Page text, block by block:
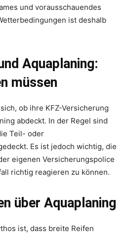
und vorausschauendes
ist deshalb
Aquaplaning:
müssen
ob ihre KFZ-Versicherung
abdeckt. In der Regel sind
Teil- oder
Es ist jedoch wichtig, die
eigenen Versicherungspolice
richtig reagieren zu können.
über Aquaplaning
ist, dass breite Reifen